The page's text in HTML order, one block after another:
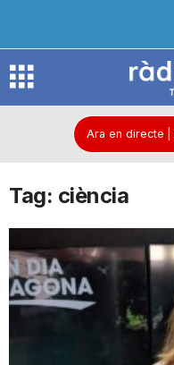
R
d
i
o
Ara en directe
Tag: ciència